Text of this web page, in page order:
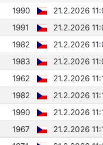
1990
21.2.2026
1991
21.2.2026
1982
21.2.2026
1983
21.2.2026
1962
21.2.2026
1982
21.2.2026
1990
21.2.2026
1967
21.2.2026